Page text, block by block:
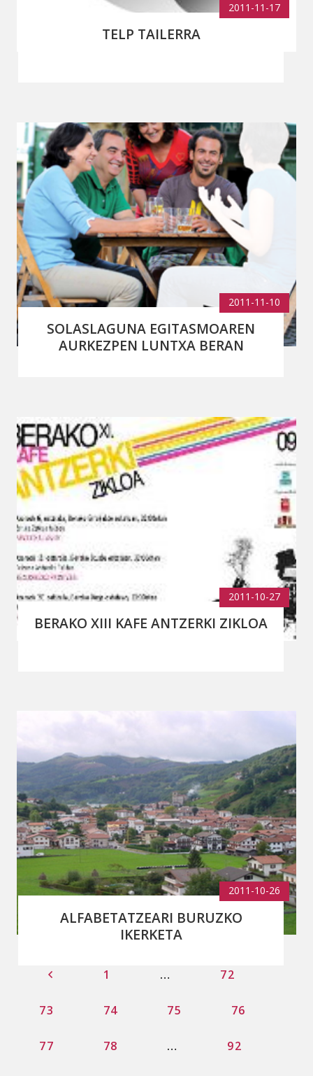
2011-11-17
TELP TAILERRA
2011-11-10
SOLASLAGUNA EGITASMOAREN
AURKEZPEN LUNTXA BERAN
2011-10-27
BERAKO XIII KAFE ANTZERKI ZIKLOA
2011-10-26
ALFABETATZEARI BURUZKO
IKERKETA
1 … 72
73 74 75 76
77 78 … 92